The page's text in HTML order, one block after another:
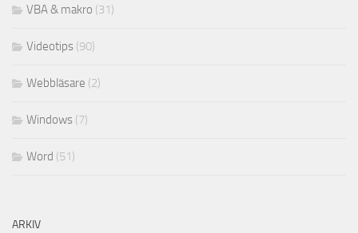
VBA & makro (31)
Videotips (90)
Webbläsare (2)
Windows (7)
Word (51)
ARKIV